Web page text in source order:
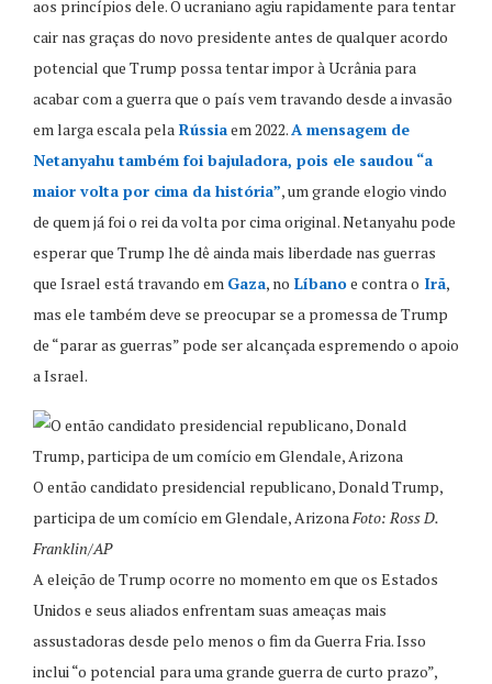
aos princípios dele. O ucraniano agiu rapidamente para tentar
cair nas graças do novo presidente antes de qualquer acordo
potencial que Trump possa tentar impor à Ucrânia para
acabar com a guerra que o país vem travando desde a invasão
em larga escala pela Rússiaem 2022.A mensagem de
Netanyahu também foi bajuladora, pois ele saudou “a
maior volta por cima da história”, um grande elogio vindo
de quem já foi o rei da volta por cima original. Netanyahu pode
esperar que Trump lhe dê ainda mais liberdade nas guerras
que Israel está travando em Gaza, no Líbanoe contra o Irã,
mas ele também deve se preocupar se a promessa de Trump
de “parar as guerras” pode ser alcançada espremendo o apoio
a Israel.
O então candidato presidencial republicano, Donald Trump,
participa de um comício em Glendale, ArizonaFoto: Ross D.
Franklin/AP
A eleição de Trump ocorre no momento em que os Estados
Unidos e seus aliados enfrentam suas ameaças mais
assustadoras desde pelo menos o fim da Guerra Fria. Isso
inclui “o potencial para uma grande guerra de curto prazo”,